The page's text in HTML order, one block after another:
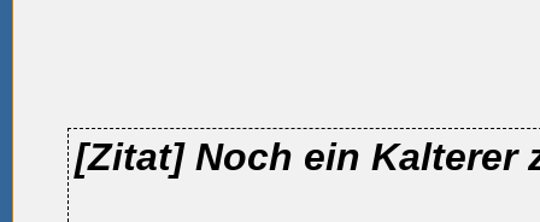
[Zitat] Noch ein Kalterer